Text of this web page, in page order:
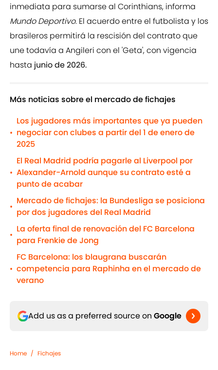
inmediata para sumarse al Corinthians, informa
Mundo Deportivo. El acuerdo entre el futbolista y los
brasileros permitirá la rescisión del contrato que
une todavía a Angileri con el 'Geta', con vigencia
hasta junio de 2026.
Más noticias sobre el mercado de fichajes
•
Los jugadores más importantes que ya pueden
negociar con clubes a partir del 1 de enero de
2025
•
El Real Madrid podría pagarle al Liverpool por
Alexander-Arnold aunque su contrato esté a
punto de acabar
•
Mercado de fichajes: la Bundesliga se posiciona
por dos jugadores del Real Madrid
•
La oferta final de renovación del FC Barcelona
para Frenkie de Jong
•
FC Barcelona: los blaugrana buscarán
competencia para Raphinha en el mercado de
verano
Add us as a preferred source on Google
Home / Fichajes